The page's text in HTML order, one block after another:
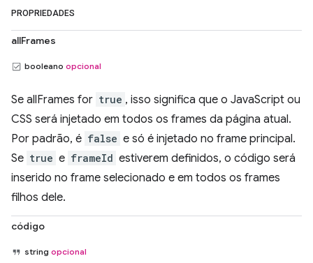
PROPRIEDADES
allFrames
booleano opcional
Se allFrames for true , isso significa que o JavaScript ou
CSS será injetado em todos os frames da página atual.
Por padrão, é false e só é injetado no frame principal.
Se true e frameId estiverem definidos, o código será
inserido no frame selecionado e em todos os frames
filhos dele.
código
string opcional